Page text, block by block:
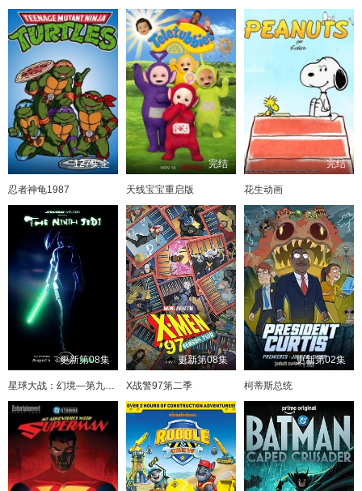
127集全
忍者神龟1987
完结
天线宝宝重启版
完结
花生动画
更新第08集
星球大战：幻境—第九个绝地武士
更新第08集
X战警97第二季
更新第02集
柯蒂斯总统